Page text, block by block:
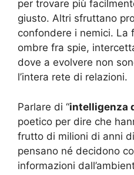
per trovare più
giusto. Altri sfruttano
confondere i nemici. La
ombre fra spie,
dove a evolvere non
l’intera rete di relazioni.
Parlare di “intelligenza
poetico per dire che
frutto di milioni di anni
pensano né decidono
informazioni